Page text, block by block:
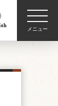
メニュー